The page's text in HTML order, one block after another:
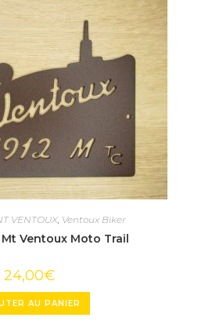
VENTOUX, Ventoux Biker
Ventoux Moto Trail
24,00€
AU PANIER